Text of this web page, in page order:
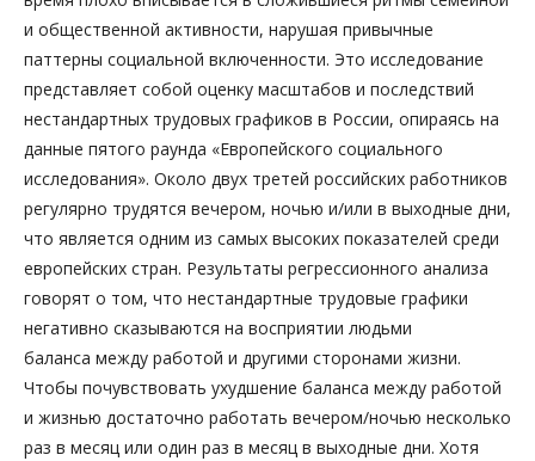
и общественной активности, нарушая привычные
паттерны социальной включенности. Это исследование
представляет собой оценку масштабов и последствий
нестандартных трудовых графиков в России, опираясь на
данные пятого раунда «Европейского социального
исследования». Около двух третей российских работников
регулярно трудятся вечером, ночью и/или в выходные дни,
что является одним из самых высоких показателей среди
европейских стран. Результаты регрессионного анализа
говорят о том, что нестандартные трудовые графики
негативно сказываются на восприятии людьми
баланса между работой и другими сторонами жизни.
Чтобы почувствовать ухудшение баланса между работой
и жизнью достаточно работать вечером/ночью несколько
раз в месяц или один раз в месяц в выходные дни. Хотя